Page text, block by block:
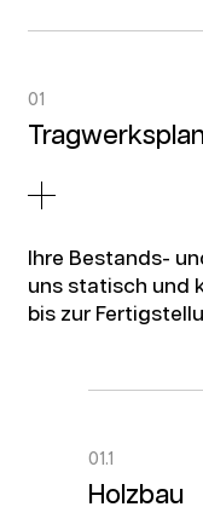
01
Ihre Bestands-
uns statisch und
bis zur
01.1
Holzbau